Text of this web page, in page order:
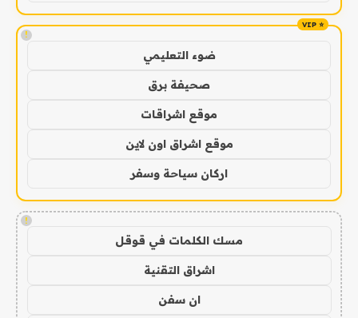
!
ضوء التعليمي
صحيفة برق
موقع اشراقات
موقع اشراق اون لاين
اركان سياحة وسفر
!
مسك الكلمات في قوقل
اشراق التقنية
ان سفن